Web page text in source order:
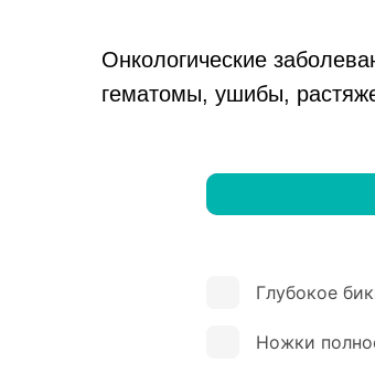
Онкологические
гематомы, ушибы,
Глубокое
Ножки